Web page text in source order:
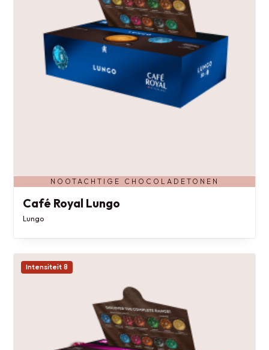
NOOTACHTIGE CHOCOLADETONEN
Café Royal Lungo
Lungo
Intensiteit 8